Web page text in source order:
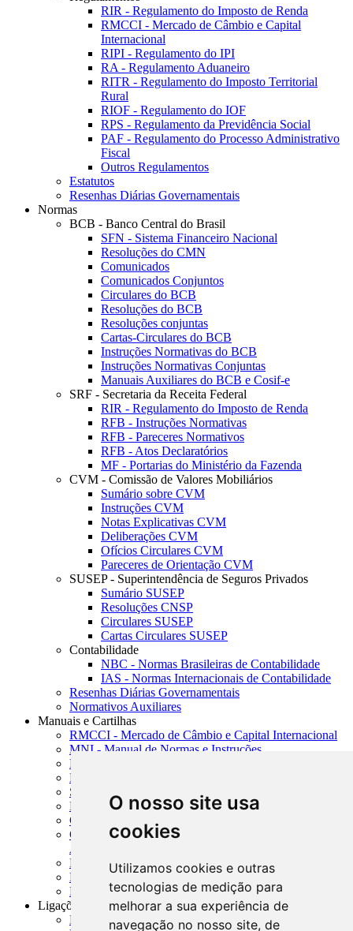
O nosso site usa
cookies
Utilizamos cookies e outras
tecnologias de medição para
melhorar a sua experiência de
navegação no nosso site, de
RIR - Regulamento do Imposto de Renda
RMCCI - Mercado de Câmbio e Capital
Internacional
RIPI - Regulamento do IPI
RA - Regulamento Aduaneiro
RITR - Regulamento do Imposto Territorial
Rural
RIOF - Regulamento do IOF
RPS - Regulamento da Previdência Social
PAF - Regulamento do Processo Administrativo
Fiscal
Outros Regulamentos
Estatutos
Resenhas Diárias Governamentais
Normas
BCB - Banco Central do Brasil
SFN - Sistema Financeiro Nacional
Resoluções do CMN
Comunicados
Comunicados Conjuntos
Circulares do BCB
Resoluções do BCB
Resoluções conjuntas
Cartas-Circulares do BCB
Instruções Normativas do BCB
Instruções Normativas Conjuntas
Manuais Auxiliares do BCB e Cosif-e
SRF - Secretaria da Receita Federal
RIR - Regulamento do Imposto de Renda
RFB - Instruções Normativas
RFB - Pareceres Normativos
RFB - Atos Declaratórios
MF - Portarias do Ministério da Fazenda
CVM - Comissão de Valores Mobiliários
Sumário sobre CVM
Instruções CVM
Notas Explicativas CVM
Deliberações CVM
Ofícios Circulares CVM
Pareceres de Orientação CVM
SUSEP - Superintendência de Seguros Privados
Sumário SUSEP
Resoluções CNSP
Circulares SUSEP
Cartas Circulares SUSEP
Contabilidade
NBC - Normas Brasileiras de Contabilidade
IAS - Normas Internacionais de Contabilidade
Resenhas Diárias Governamentais
Normativos Auxiliares
Manuais e Cartilhas
RMCCI - Mercado de Câmbio e Capital Internacional
MNI - Manual de Normas e Instruções
MTVM - Manual de Títulos e Valores Mobiliários
MCR - Manual de Crédito Rural
SISORF - Manual de Organização do SFN
MASUP - Manual de Supervisão Bancária
CADOC - Catálogo de Documentos
CNAE-CONCLA - Classificação Nacional de
Atividades Econômicas
PMF - Cartilhas do BCB
Manuais Auxiliares do BCB e Cosif-e
Resenhas Diárias Governamentais
Ligações Externas
Links Úteis